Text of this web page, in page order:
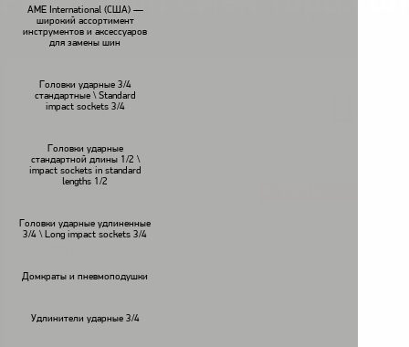
AME International (США) —
широкий ассортимент
инструментов и аксессуаров
для замены шин
Головки ударные 3/4
стандартные \ Standard
impact sockets 3/4
Головки ударные
стандартной длины 1/2 \
impact sockets in standard
lengths 1/2
Головки ударные удлиненные
3/4 \ Long impact sockets 3/4
Домкраты и пневмоподушки
Удлинители ударные 3/4
В наличии